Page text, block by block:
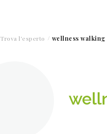
Trova l'esperto wellness walking